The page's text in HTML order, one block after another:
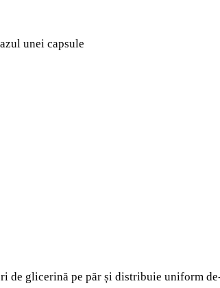
unei capsule
de glicerină pe păr și distribuie uniform